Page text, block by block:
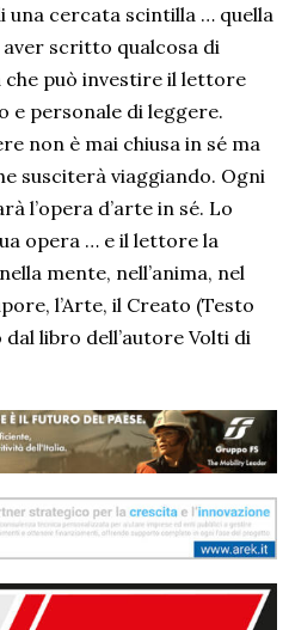
una cercata scintilla … quella
aver scritto qualcosa di
può investire il lettore
e personale di leggere.
non è mai chiusa in sé ma
susciterà viaggiando. Ogni
l’opera d’arte in sé. Lo
opera … e il lettore la
mente, nell’anima, nel
l’Arte, il Creato (Testo
libro dell’autore Volti di